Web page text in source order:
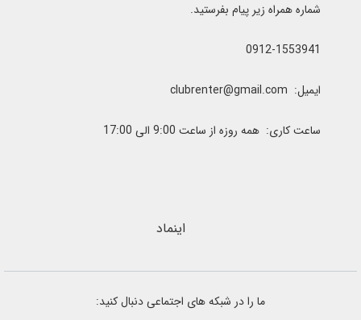
شماره همراه زیر پیام بفرستید.
0912-1553941
ایمیل: clubrenter@gmail.com
ساعت کاری: همه روزه از ساعت 9:00 الی 17:00
اینماد
ما را در شبکه های اجتماعی دنبال کنید: